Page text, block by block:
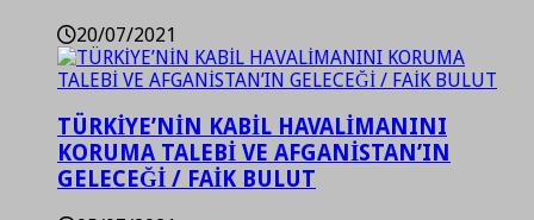
20/07/2021
TÜRKİYE’NİN KABİL HAVALİMANINI
KORUMA TALEBİ VE AFGANİSTAN’IN
GELECEĞİ / FAİK BULUT